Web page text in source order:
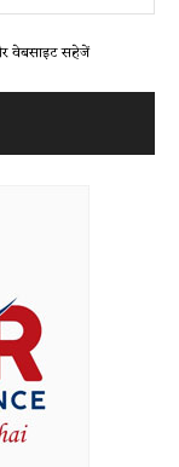
वेबसाइट सहेजें